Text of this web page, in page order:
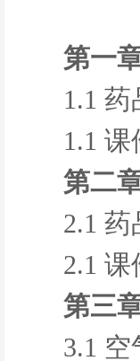
第一
1.1
1.1 课
第二
2.1
2.1 课
第三
3.1